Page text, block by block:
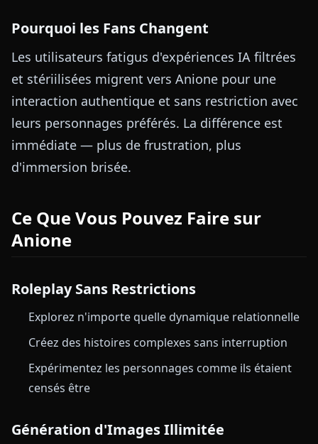
Pourquoi les Fans Changent
Les utilisateurs fatigus d'expériences IA filtrées
et stériilisées migrent vers Anione pour une
interaction authentique et sans restriction avec
leurs personnages préférés. La différence est
immédiate — plus de frustration, plus
d'immersion brisée.
Ce Que Vous Pouvez Faire sur
Anione
Roleplay Sans Restrictions
Explorez n'importe quelle dynamique relationnelle
Créez des histoires complexes sans interruption
Expérimentez les personnages comme ils étaient
censés être
Génération d'Images Illimitée